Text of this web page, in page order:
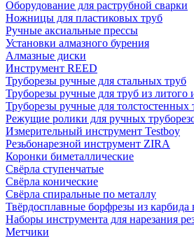
Оборудование для раструбной сварки
Ножницы для пластиковых труб
Ручные аксиальные прессы
Установки алмазного бурения
Алмазные диски
Инструмент REED
Труборезы ручные для стальных труб
Труборезы ручные для труб из литого
Труборезы ручные для толстостенных
Режущие ролики для ручных
Измерительный инструмент Testboy
Резьбонарезной инструмент ZIRA
Коронки биметаллические
Свёрла ступенчатые
Свёрла конические
Свёрла спиральные по металлу
Твёрдосплавные борфрезы из карбида
Наборы инструмента для нарезания
Метчики